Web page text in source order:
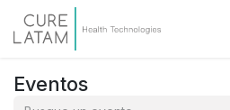
Eventos